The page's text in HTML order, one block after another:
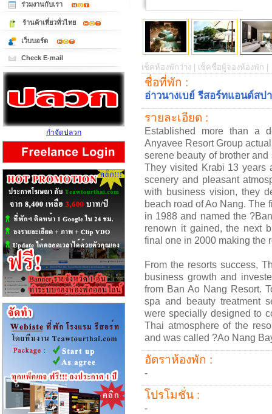
เช็คห้องพักว่าง | เช็คชื่อผู้จองห้องพัก |
ชื่อที่พัก :
อ่าวนางเบย์ รีสอร์ทแอนด์สปา
รายละเอียด :
Established more than a
Anyavee Resort Group
serene beauty of brother
They visited Krabi 13 years
scenery and pleasant
with business vision, they
beach road of Ao Nang. The
in 1988 and named the
renown it gained, the next
final one in 2000 making the
From the resorts success,
business growth and
from Ban Ao Nang Resort.
spa and beauty treatment
were specially designed to
Thai atmosphere of the
and was called ?Ao Nang
อัตราห้องพัก :
-
โปรโมชั่น :
-
ร่วมงานกับเรา
ร้านค้าเที่ยวทั่วไทย
เว็บบอร์ด
Check E-mail
กำจัดปลวก